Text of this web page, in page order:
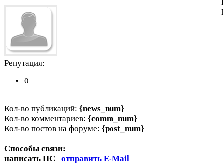
Репутация:
0
Кол-во публикаций: {news_num}
Кол-во комментариев: {comm_num}
Кол-во постов на форуме: {post_num}
Способы связи:
написать ПС отправить E-Mail